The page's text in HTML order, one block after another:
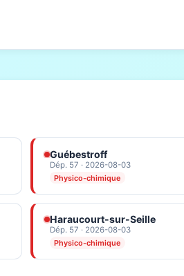
Guébestroff
Dép. 57 · 2026-08-03
Physico-chimique
Haraucourt-sur-Seille
Dép. 57 · 2026-08-03
Physico-chimique